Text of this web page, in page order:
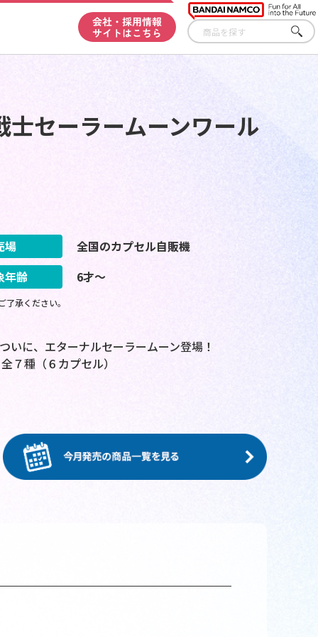
会社・採用情報
サイトはこちら
さが
す
セーラームーンワール
場
全国のカプセル自販機
年齢
6才～
承ください。
いに、エターナルセーラームーン登場！
種（６カプセル）